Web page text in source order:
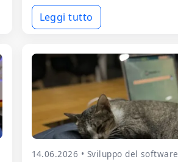
Leggi tutto
14.06.2026 • Sviluppo del software